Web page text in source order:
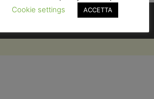
Cookie settings ACCETTA